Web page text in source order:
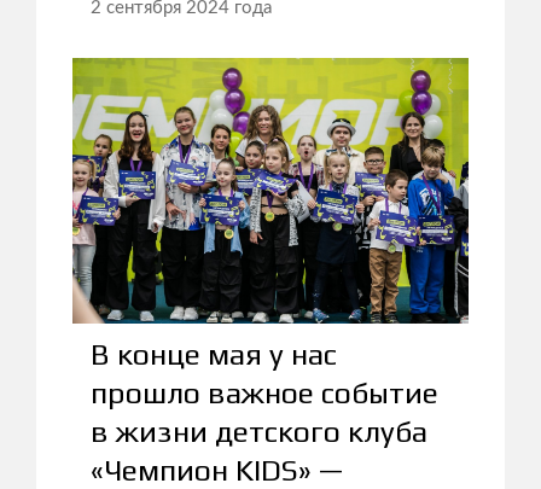
2 сентября 2024 года
В конце мая у нас
прошло важное событие
в жизни детского клуба
«Чемпион KIDS» —